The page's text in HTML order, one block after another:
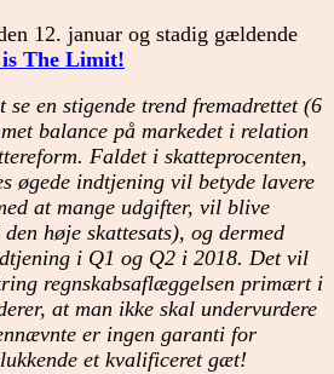
12. januar og stadig gældende
The Limit!
se en stigende trend fremadrettet (6
balance på markedet i relation
Faldet i skatteprocenten,
øgede indtjening vil betyde lavere
at mange udgifter, vil blive
høje skattesats), og dermed
i Q1 og Q2 i 2018. Det vil
regnskabsaflæggelsen primært i
at man ikke skal undervurdere
er ingen garanti for
et kvalificeret gæt!